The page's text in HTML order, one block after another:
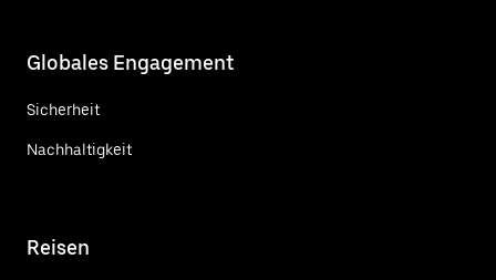
Globales Engagement
Sicherheit
Nachhaltigkeit
Reisen